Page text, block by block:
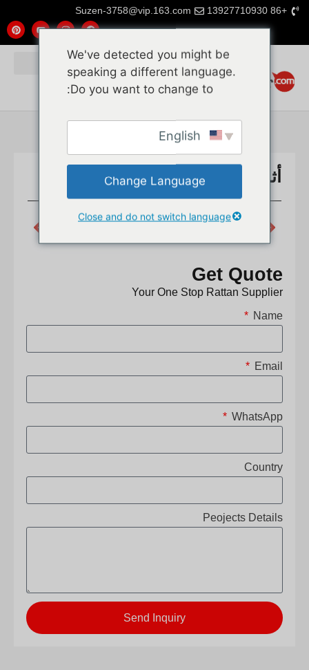
+86 13927710930
Suzen-3758@vip.163.com
أثاث الروطان شبكة القصب
PREVIOUS
Get Quote
Your One Stop Rattan Supplier
Name
Email
WhatsApp
Country
Peojects Details
Send Inquiry
We've detected you might be
speaking a different language.
Do you want to change to:
Change Language
Close and do not switch language